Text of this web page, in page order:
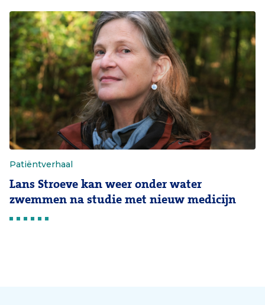
Patiëntverhaal
Lans Stroeve kan weer onder water
zwemmen na studie met nieuw medicijn